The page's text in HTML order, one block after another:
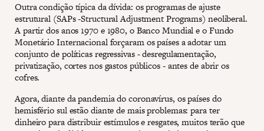
Outra condição típica da dívida: os programas de ajuste
estrutural (SAPs -Structural Adjustment Programs) neoliberal.
A partir dos anos 1970 e 1980, o Banco Mundial e o Fundo
Monetário Internacional forçaram os países a adotar um
conjunto de políticas regressivas - desregulamentação,
privatização, cortes nos gastos públicos - antes de abrir os
cofres.
Agora, diante da pandemia do coronavírus, os países do
hemisfério sul estão diante de mais problemas: para ter
dinheiro para distribuir estímulos e resgates, muitos terão que